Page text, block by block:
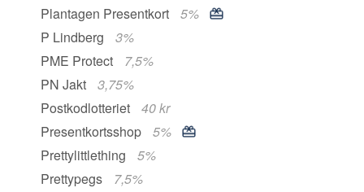
Plantagen Presentkort
5%
P Lindberg
3%
PME Protect
7,5%
PN Jakt
3,75%
Postkodlotteriet
40 kr
Presentkortsshop
5%
Prettylittlething
5%
Prettypegs
7,5%